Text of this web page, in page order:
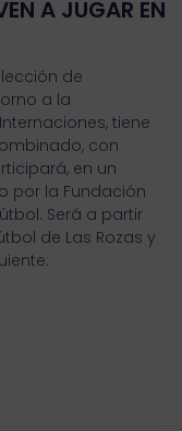
A JUGAR EN
de
a la
tiene
con
en un
por la Fundación
Será a partir
de Las Rozas y